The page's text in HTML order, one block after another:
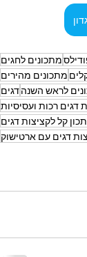
מתכונים לחגים
מתכונים מהירים
לראש השנהדגים
דגים רכות ועסיסיות
קל לקציצות דגים
דגים עם ארטישוק